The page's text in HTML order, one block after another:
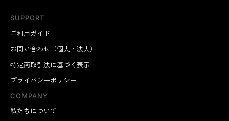
SUPPORT
ご利用ガイド
お問い合わせ（個人・法人）
特定商取引法に基づく表示
プライバシーポリシー
COMPANY
私たちについて